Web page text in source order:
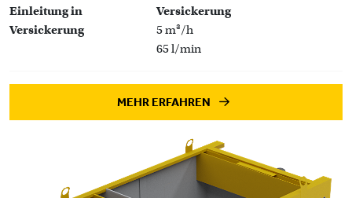
Einleitung in
Versickerung
Versickerung
5 m³/h
65 l/min
MEHR ERFAHREN